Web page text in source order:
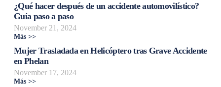
¿Qué hacer después de un accidente automovilístico?
Guía paso a paso
November 21, 2024
Más >>
Mujer Trasladada en Helicóptero tras Grave Accidente
en Phelan
November 17, 2024
Más >>